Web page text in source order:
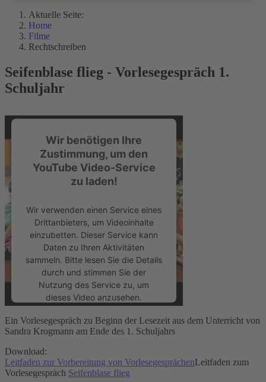
Aktuelle Seite:
Home
Filme
Rechtschreiben
Seifenblase flieg - Vorlesegespräch 1.
Schuljahr
Wir benötigen Ihre
Zustimmung, um den
YouTube Video-Service
zu laden!
Wir verwenden einen Service eines
Drittanbieters, um Videoinhalte
einzubetten. Dieser Service kann
Daten zu Ihren Aktivitäten
sammeln. Bitte lesen Sie die Details
durch und stimmen Sie der
Nutzung des Service zu, um
dieses Video anzusehen.
Mehr Informationen
Akzeptieren
powered byUsercentrics Consent
Ein Vorlesegespräch zu Beginn der Lesezeit aus dem Unterricht von
Sandra Krogmann am Ende des 1. Schuljahrs
Download:
Leitfaden zur Vorbereitung von VorlesegesprächenLeitfaden zum
Vorlesegespräch Seifenblase flieg